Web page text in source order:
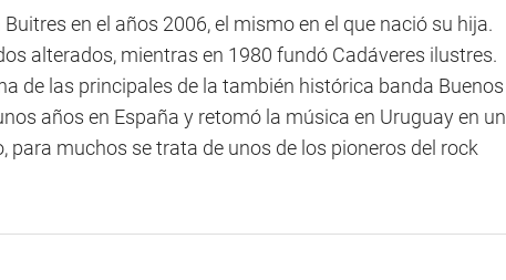
en el años 2006, el mismo en el que nació su hija.
alterados, mientras en 1980 fundó Cadáveres ilustres.
de las principales de la también histórica banda Buenos
años en España y retomó la música en Uruguay en un
para muchos se trata de unos de los pioneros del rock